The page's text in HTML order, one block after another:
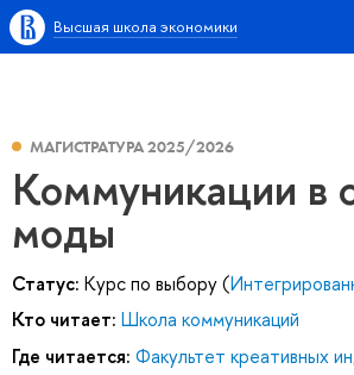
Высшая школа экономики
МАГИСТРАТУРА 2025/2026
Коммуникации в
моды
Статус: Курс по выбору (
Кто читает: Школа коммуникаций
Где читается: Факультет креативных